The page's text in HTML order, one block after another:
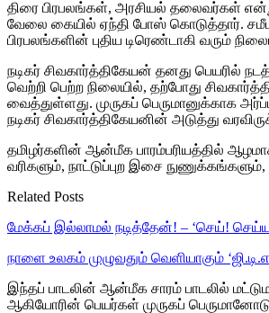
திரை பிரபலங்கள், அரசியல் தலைவர்கள்
வேலை கையில் ஏந்தி போஸ் கொடுத்தார்.
பிரபலங்களின் புதிய டிரெண்டாகி வரும்
நடிகர் சிவகார்த்திகேயன் தனது பெயரில்
வெற்றி பெற்ற நிலையில், தற்போது
வைத்துள்ளது. முருகப் பெருமானுக்காக
நடிகர் சிவகார்த்திகேயனின் அடுத்து
தமிழர்களின் ஆன்மீக பாரம்பரியத்தில்
வரிகளும், நாட்டுப்புற இசை
Related Posts
மேக்கப் இல்லாமல் நடித்தேன்! – ‘செய்!
நாளை உலகம் முழுவதும் வெளியாகும்
இந்தப் பாடலின் ஆன்மீக சாரம் பாடலில்
ஆகியோரின் பெயர்கள் முருகப்